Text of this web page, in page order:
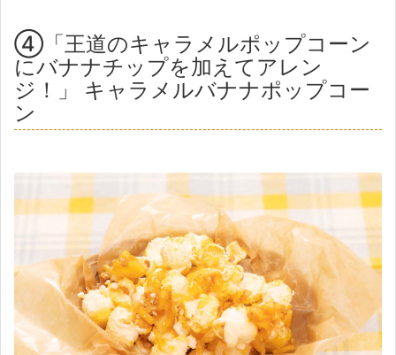
④「王道のキャラメルポップコーン
にバナナチップを加えてアレン
ジ！」 キャラメルバナナポップコー
ン